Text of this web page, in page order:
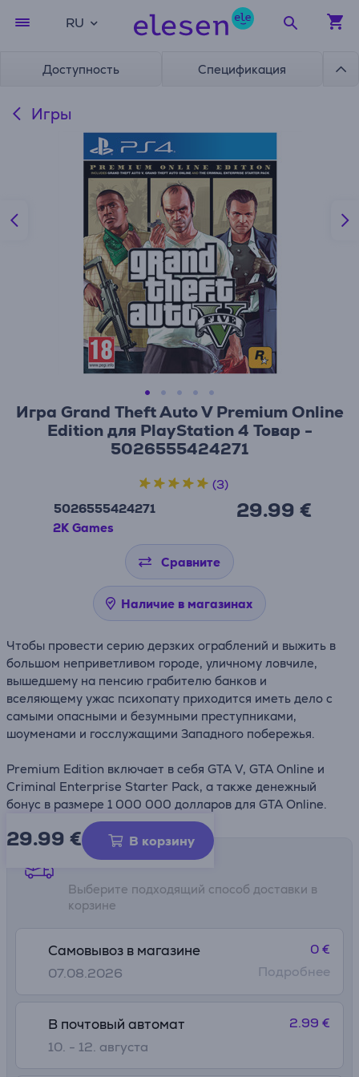
RU
Доступность Спецификация
Игры
Игра Grand Theft Auto V Premium Online
Edition для PlayStation 4 Товар -
5026555424271
5026555424271
2K Games
29.99 €
(3)
Сравните
Наличие в магазинах
Чтобы провести серию дерзких ограблений и выжить в
большом неприветливом городе, уличному ловчиле,
вышедшему на пенсию грабителю банков и
вселяющему ужас психопату приходится иметь дело с
самыми опасными и безумными преступниками,
шоуменами и госслужащими Западного побережья.
Premium Edition включает в себя GTA V, GTA Online и
Criminal Enterprise Starter Pack, а также денежный
бонус в размере 1 000 000 долларов для GTA Online.
29.99 € В корзину
Способы доставки
Выберите подходящий способ доставки в
корзине
Самовывоз в магазине
07.08.2026
0 €
Подробнее
В почтовый автомат
10. - 12. августа
2.99 €